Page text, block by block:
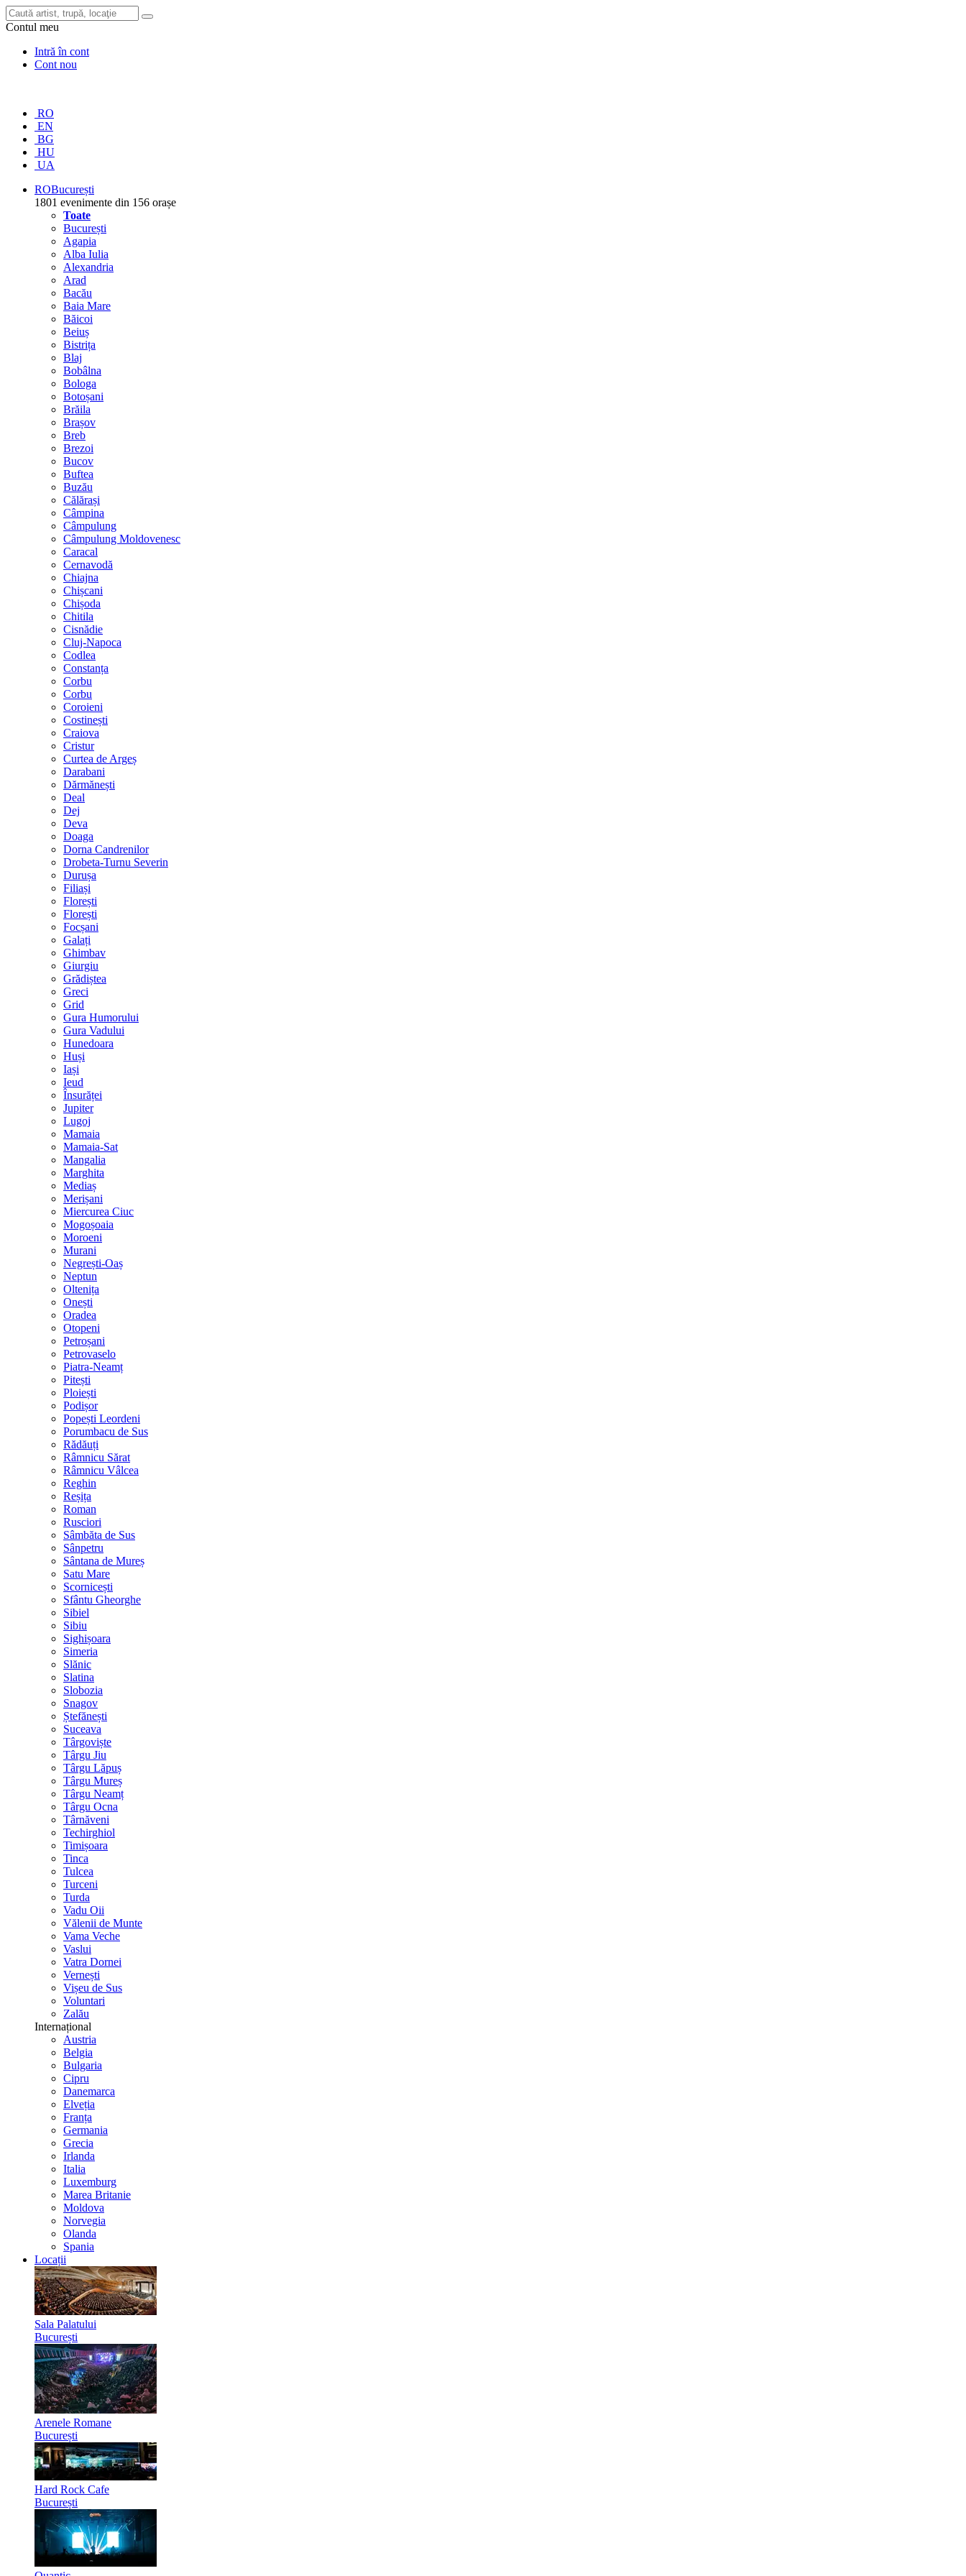
Contul meu
Intră în cont
Cont nou
RO
EN
BG
HU
UA
ROBucurești
1801 evenimente din 156 orașe
Toate
București
Agapia
Alba Iulia
Alexandria
Arad
Bacău
Baia Mare
Băicoi
Beiuș
Bistrița
Blaj
Bobâlna
Bologa
Botoșani
Brăila
Brașov
Breb
Brezoi
Bucov
Buftea
Buzău
Călărași
Câmpina
Câmpulung
Câmpulung Moldovenesc
Caracal
Cernavodă
Chiajna
Chișcani
Chișoda
Chitila
Cisnădie
Cluj-Napoca
Codlea
Constanța
Corbu
Corbu
Coroieni
Costinești
Craiova
Cristur
Curtea de Argeș
Darabani
Dărmănești
Deal
Dej
Deva
Doaga
Dorna Candrenilor
Drobeta-Turnu Severin
Durușa
Filiași
Florești
Florești
Focșani
Galați
Ghimbav
Giurgiu
Grădiștea
Greci
Grid
Gura Humorului
Gura Vadului
Hunedoara
Huși
Iași
Ieud
Însurăței
Jupiter
Lugoj
Mamaia
Mamaia-Sat
Mangalia
Marghita
Mediaș
Merișani
Miercurea Ciuc
Mogoșoaia
Moroeni
Murani
Negrești-Oaș
Neptun
Oltenița
Onești
Oradea
Otopeni
Petroșani
Petrovaselo
Piatra-Neamț
Pitești
Ploiești
Podișor
Popești Leordeni
Porumbacu de Sus
Rădăuți
Râmnicu Sărat
Râmnicu Vâlcea
Reghin
Reșița
Roman
Rusciori
Sâmbăta de Sus
Sânpetru
Sântana de Mureș
Satu Mare
Scornicești
Sfântu Gheorghe
Sibiel
Sibiu
Sighișoara
Simeria
Slănic
Slatina
Slobozia
Snagov
Ștefănești
Suceava
Târgoviște
Târgu Jiu
Târgu Lăpuș
Târgu Mureș
Târgu Neamț
Târgu Ocna
Târnăveni
Techirghiol
Timișoara
Tinca
Tulcea
Turceni
Turda
Vadu Oii
Vălenii de Munte
Vama Veche
Vaslui
Vatra Dornei
Vernești
Vișeu de Sus
Voluntari
Zalău
Internațional
Austria
Belgia
Bulgaria
Cipru
Danemarca
Elveția
Franța
Germania
Grecia
Irlanda
Italia
Luxemburg
Marea Britanie
Moldova
Norvegia
Olanda
Spania
Locații
Sala Palatului
București
Arenele Romane
București
Hard Rock Cafe
București